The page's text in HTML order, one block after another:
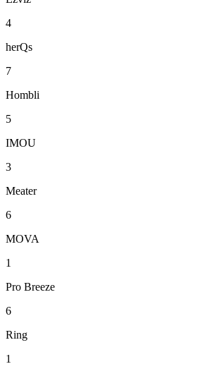
4
herQs
7
Hombli
5
IMOU
3
Meater
6
MOVA
1
Pro Breeze
6
Ring
1